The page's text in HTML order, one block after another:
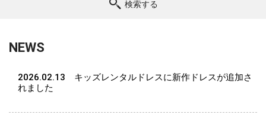
検索する
NEWS
2026.02.13
キッズレンタルドレスに新作ドレスが追加さ
れました